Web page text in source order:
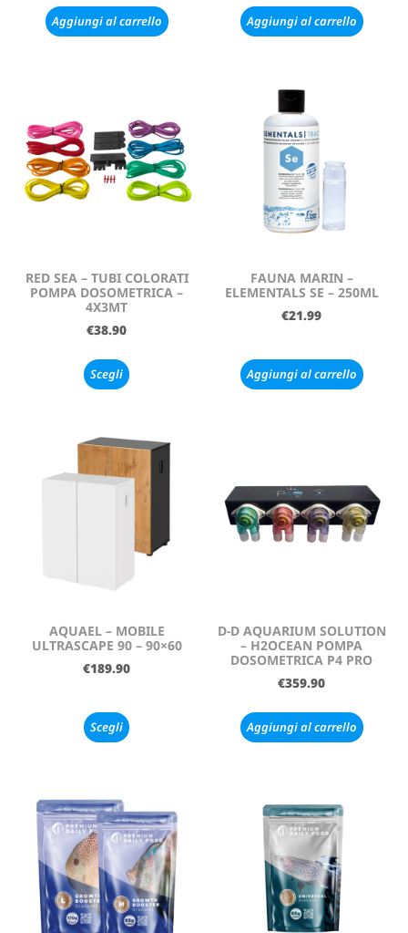
Aggiungi al carrello Aggiungi al carrello
RED SEA – TUBI COLORATI
POMPA DOSOMETRICA –
4X3MT
€38.90
Scegli
FAUNA MARIN –
ELEMENTALS SE – 250ML
€21.99
Aggiungi al carrello
AQUAEL – MOBILE
ULTRASCAPE 90 – 90×60
€189.90
Scegli
D-D AQUARIUM SOLUTION
– H2OCEAN POMPA
DOSOMETRICA P4 PRO
€359.90
Aggiungi al carrello